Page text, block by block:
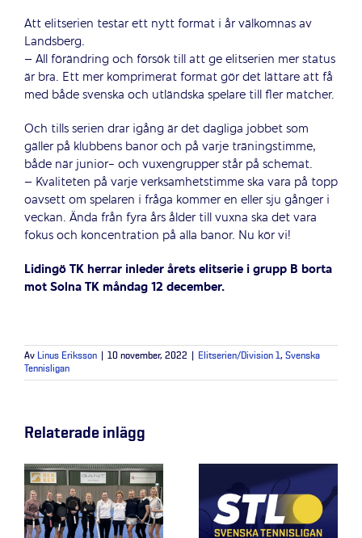
Att elitserien testar ett nytt format i år välkomnas av
Landsberg.
– All förändring och försök till att ge elitserien mer status
är bra. Ett mer komprimerat format gör det lättare att få
med både svenska och utländska spelare till fler matcher.
Och tills serien drar igång är det dagliga jobbet som
gäller på klubbens banor och på varje träningstimme,
både när junior- och vuxengrupper står på schemat.
– Kvaliteten på varje verksamhetstimme ska vara på topp
oavsett om spelaren i fråga kommer en eller sju gånger i
veckan. Ända från fyra års ålder till vuxna ska det vara
fokus och koncentration på alla banor. Nu kör vi!
Lidingö TK herrar inleder årets elitserie i grupp B borta
mot Solna TK måndag 12 december.
Av Linus Eriksson 10 november, 2022 Elitserien/Division 1, Svenska
Tennisligan
Relaterade inlägg